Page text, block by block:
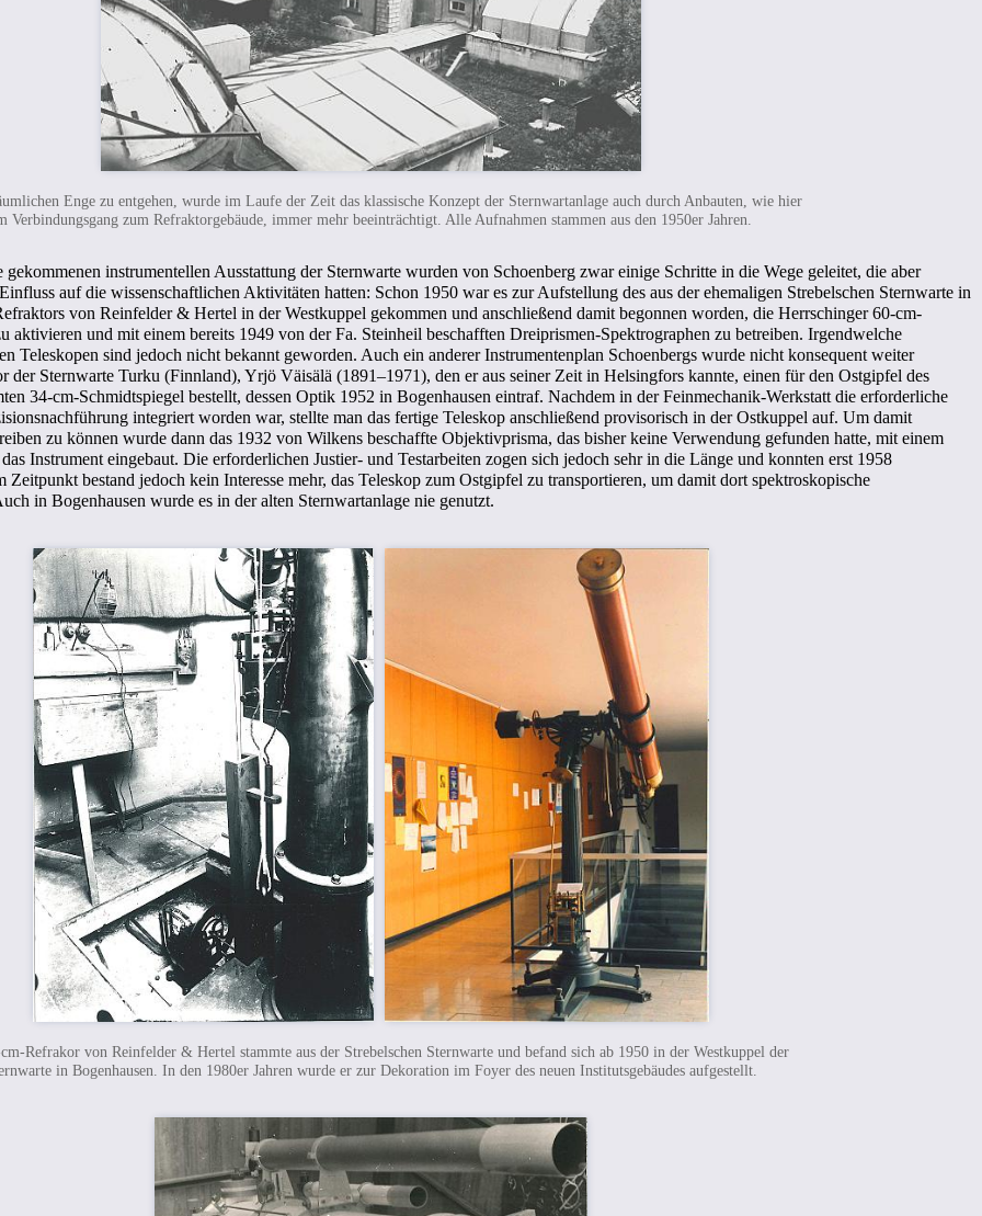
Enge zu entgehen, wurde im Laufe der Zeit das klassische Konzept der Sternwartanlage auch durch Anbauten, wie hier
Verbindungsgang zum Refraktorgebäude, immer mehr beeinträchtigt. Alle Aufnahmen stammen aus den 1950er Jahren.
gekommenen instrumentellen Ausstattung der Sternwarte wurden von Schoenberg zwar einige Schritte in die Wege geleitet, die aber
auf die wissenschaftlichen Aktivitäten hatten: Schon 1950 war es zur Aufstellung des aus der ehemaligen Strebelschen Sternwarte in
von Reinfelder & Hertel in der Westkuppel gekommen und anschließend damit begonnen worden, die Herrschinger60-cm-
aktivieren und mit einem bereits 1949 von der Fa. Steinheil beschafften Dreiprismen-Spektrographen zu betreiben. Irgendwelche
Teleskopen sind jedoch nicht bekannt geworden. Auch ein anderer Instrumentenplan Schoenbergs wurde nicht konsequent weiter
der Sternwarte Turku (Finnland), Yrjö Väisälä (1891–1971), den er aus seiner Zeit in Helsingfors kannte, einen für den Ostgipfel des
34-cm-Schmidtspiegel bestellt, dessen Optik 1952 in Bogenhausen eintraf. Nachdem in der Feinmechanik-Werkstatt die erforderliche
integriert worden war, stellte man das fertige Teleskop anschließend provisorisch in der Ostkuppel auf. Um damit
zu können wurde dann das 1932 von Wilkens beschaffte Objektivprisma, das bisher keine Verwendung gefunden hatte, mit einem
Instrument eingebaut. Die erforderlichen Justier- und Testarbeiten zogen sich jedoch sehr in die Länge und konnten erst 1958
Zeitpunkt bestand jedoch kein Interesse mehr, das Teleskop zum Ostgipfel zu transportieren, um damit dort spektroskopische
in Bogenhausen wurde es in der alten Sternwartanlage nie genutzt.
Refrakor von Reinfelder & Hertel stammte aus der Strebelschen Sternwarte und befand sich ab 1950 in der Westkuppel der
in Bogenhausen. In den 1980er Jahren wurde er zur Dekoration im Foyer des neuen Institutsgebäudes aufgestellt.